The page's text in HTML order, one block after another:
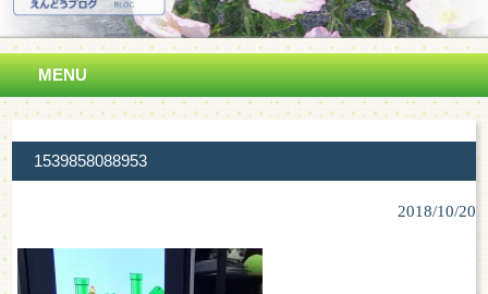
MENU
1539858088953
2018/10/20